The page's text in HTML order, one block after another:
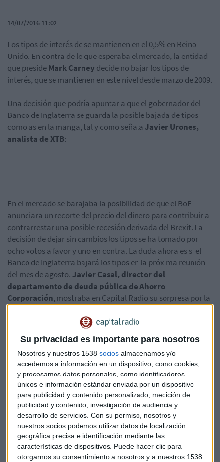
Su privacidad es importante para nosotros
Nosotros y nuestros 1538 socios almacenamos y/o
accedemos a información en un dispositivo, como cookies,
y procesamos datos personales, como identificadores
únicos e información estándar enviada por un dispositivo
para publicidad y contenido personalizado, medición de
publicidad y contenido, investigación de audiencia y
desarrollo de servicios. Con su permiso, nosotros y
nuestros socios podemos utilizar datos de localización
geográfica precisa e identificación mediante las
características de dispositivos. Puede hacer clic para
otorgarnos su consentimiento a nosotros y a nuestros 1538
14/07/2016 11:02
Los tipos de interés de se mantienen en el 0,5% en Reino
Unido. En contra de lo que esperaba el mercado, la entidad
que presideMark Carneydecide no bajar los tipos de
interés, que se mantienen en este nivel desde marzo de 2009.
Una decisión que podría apuntar a que el gobernador del
Banco de Inglaterra se guarda la posible bajada de tipos
como as en la manga, tal y como señala Javier Urones,
analista de XTB:
En el mercado se barajaba la posibilidad de que el BoE
anunciara un recorte del precio del dinero para contribuir a
contrarrestar una posible recesión derivada del Brexit. La
decisión de dejar sin cambios los tipos se ha tomado por
ocho votos a favor y uno en contra. La duda ahora es si el
Banco de Inglaterra bajará los tipos en la próxima reunión
del mes de agosto. Javier Casal, director del
departamento de deuda pública de Ahorro
Corporación, mostraba en Capital Radio su sorpresa por la
decisión:
Casal cree que el Banco de Inglaterra intenta mandar una
señal de seguridad al mercado y hacerle pensar "que el
problema no es tan grande como el mundo piensa y que no
están preocupados por ello":